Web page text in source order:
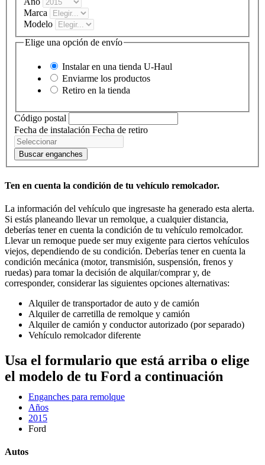
Marca
Modelo
Elige una opción de envío
Instalar en una tienda U-Haul
Enviarme los productos
Retiro en la tienda
Código postal
Fecha de instalación Fecha de retiro
Buscar enganches
Ten en cuenta la condición de tu vehículo remolcador.
La información del vehículo que ingresaste ha generado esta alerta.
Si estás planeando llevar un remolque, a cualquier distancia,
deberías tener en cuenta la condición de tu vehículo remolcador.
Llevar un remoque puede ser muy exigente para ciertos vehículos
viejos, dependiendo de su condición. Deberías tener en cuenta la
condición mecánica (motor, transmisión, suspensión, frenos y
ruedas) para tomar la decisión de alquilar/comprar y, de
corresponder, considerar las siguientes opciones alternativas:
Alquiler de transportador de auto y de camión
Alquiler de carretilla de remolque y camión
Alquiler de camión y conductor autorizado (por separado)
Vehículo remolcador diferente
Usa el formulario que está arriba o elige
el modelo de tu Ford a continuación
Enganches para remolque
Años
2015
Ford
Autos